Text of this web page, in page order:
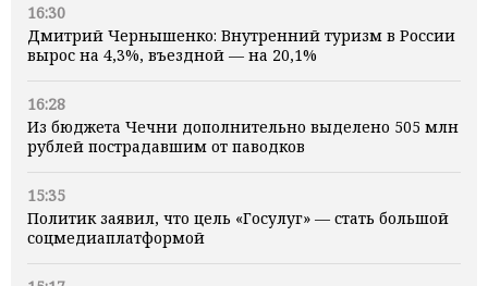
16:30
Дмитрий Чернышенко: Внутренний туризм в России
вырос на 4,3%, въездной — на 20,1%
16:28
Из бюджета Чечни дополнительно выделено 505 млн
рублей пострадавшим от паводков
15:35
Политик заявил, что цель «Госулуг» — стать большой
соцмедиаплатформой